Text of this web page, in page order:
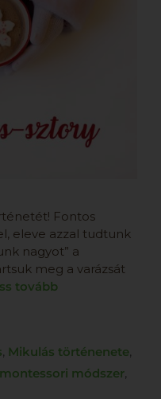
Fontos
eleve azzal tudtunk
nagyot” a
meg a varázsát
tovább
, Mikulás történenete,
montessori módszer,